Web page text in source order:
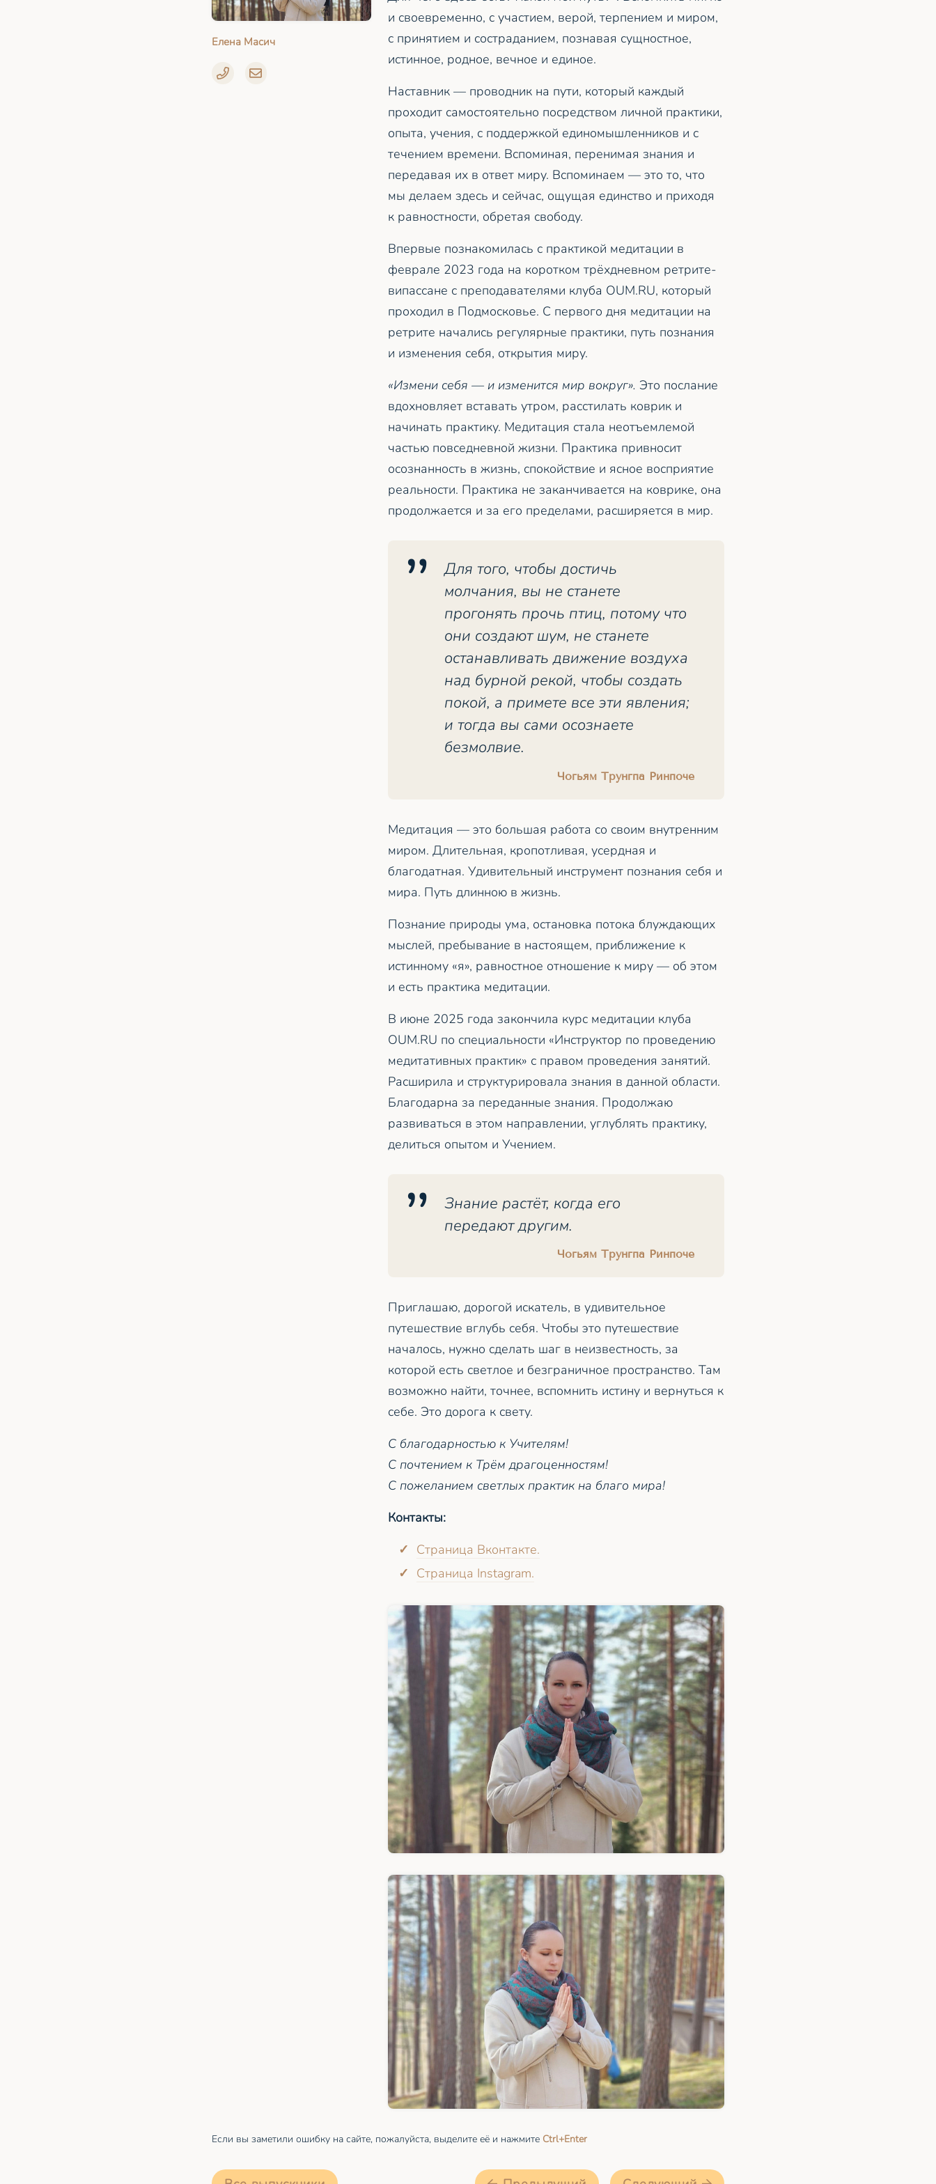
Елена Масич
и своевременно, с участием, верой, терпением и миром,
с принятием и состраданием, познавая сущностное,
истинное, родное, вечное и единое.
Наставник — проводник на пути, который каждый
проходит самостоятельно посредством личной практики,
опыта, учения, с поддержкой единомышленников и с
течением времени. Вспоминая, перенимая знания и
передавая их в ответ миру. Вспоминаем — это то, что
мы делаем здесь и сейчас, ощущая единство и приходя
к равностности, обретая свободу.
Впервые познакомилась с практикой медитации в
феврале 2023 года на коротком трёхдневном ретрите-
випассане с преподавателями клуба OUM.RU, который
проходил в Подмосковье. С первого дня медитации на
ретрите начались регулярные практики, путь познания
и изменения себя, открытия миру.
«Измени себя — и изменится мир вокруг». Это послание
вдохновляет вставать утром, расстилать коврик и
начинать практику. Медитация стала неотъемлемой
частью повседневной жизни. Практика привносит
осознанность в жизнь, спокойствие и ясное восприятие
реальности. Практика не заканчивается на коврике, она
продолжается и за его пределами, расширяется в мир.
Для того, чтобы достичь
молчания, вы не станете
прогонять прочь птиц, потому что
они создают шум, не станете
останавливать движение воздуха
над бурной рекой, чтобы создать
покой, а примете все эти явления;
и тогда вы сами осознаете
безмолвие.
Чогьям Трунгпа Ринпоче
Медитация — это большая работа со своим внутренним
миром. Длительная, кропотливая, усердная и
благодатная. Удивительный инструмент познания себя и
мира. Путь длинною в жизнь.
Познание природы ума, остановка потока блуждающих
мыслей, пребывание в настоящем, приближение к
истинному «я», равностное отношение к миру — об этом
и есть практика медитации.
В июне 2025 года закончила курс медитации клуба
OUM.RU по специальности «Инструктор по проведению
медитативных практик» с правом проведения занятий.
Расширила и структурировала знания в данной области.
Благодарна за переданные знания. Продолжаю
развиваться в этом направлении, углублять практику,
делиться опытом и Учением.
Знание растёт, когда его
передают другим.
Чогьям Трунгпа Ринпоче
Приглашаю, дорогой искатель, в удивительное
путешествие вглубь себя. Чтобы это путешествие
началось, нужно сделать шаг в неизвестность, за
которой есть светлое и безграничное пространство. Там
возможно найти, точнее, вспомнить истину и вернуться к
себе. Это дорога к свету.
С благодарностью к Учителям!
С почтением к Трём драгоценностям!
С пожеланием светлых практик на благо мира!
Контакты:
Страница Вконтакте.
Страница Instagram.
Если вы заметили ошибку на сайте, пожалуйста, выделите её и нажмите Ctrl+Enter